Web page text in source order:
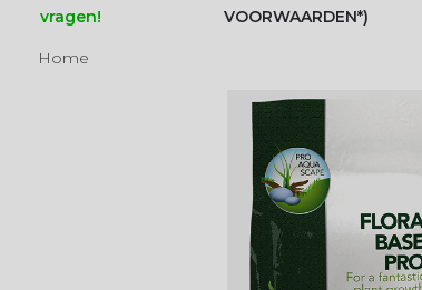
vragen!
VOORWAARDEN*)
Home